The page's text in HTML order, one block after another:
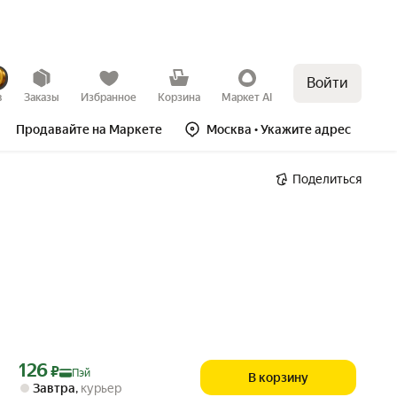
Заказы Избранное Корзина Маркет AI
Войти
Продавайте на Маркете Москва • Укажите адрес
Поделиться
Цена с картой Яндекс Пэй 126 ₽ вместо
126₽ Пэй
Завтра, курьер
В корзину